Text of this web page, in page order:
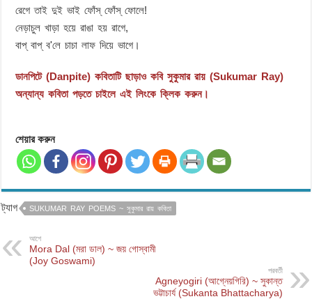
রেগে তাই দুই ভাই ফোঁস্ ফোঁস্ ফোলে!
নেড়াচুল খাড়া হয়ে রাঙা হয় রাগে,
বাপ্ বাপ্ ব'লে চাচা লাফ দিয়ে ভাগে।
ডানপিটে (Danpite) কবিতাটি ছাড়াও কবি সুকুমার রায় (Sukumar Ray)
অন্যান্য কবিতা পড়তে চাইলে এই লিংকে ক্লিক করুন।
শেয়ার করুন
ট্যাগ SUKUMAR RAY POEMS ~ সুকুমার রায় কবিতা
আগে
Mora Dal (মরা ডাল) ~ জয় গোস্বামী
(Joy Goswami)
পরবর্তী
Agneyogiri (আগ্নেয়গিরি) ~ সুকান্ত
ভট্টাচার্য (Sukanta Bhattacharya)